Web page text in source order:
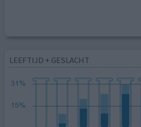
LEEFTIJD + GESLACHT